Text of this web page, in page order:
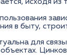
исходя
в быту,
для